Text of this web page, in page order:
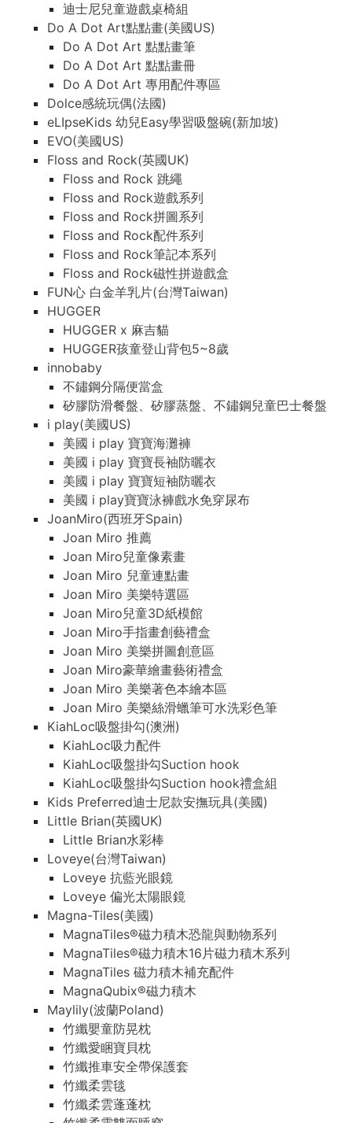
迪士尼兒童遊戲桌椅組
Do A Dot Art點點畫(美國US)
Do A Dot Art 點點畫筆
Do A Dot Art 點點畫冊
Do A Dot Art 專用配件專區
Dolce感統玩偶(法國)
eLIpseKids 幼兒Easy學習吸盤碗(新加坡)
EVO(美國US)
Floss and Rock(英國UK)
Floss and Rock 跳繩
Floss and Rock遊戲系列
Floss and Rock拼圖系列
Floss and Rock配件系列
Floss and Rock筆記本系列
Floss and Rock磁性拼遊戲盒
FUN心 白金羊乳片(台灣Taiwan)
HUGGER
HUGGER x 麻吉貓
HUGGER孩童登山背包5~8歲
innobaby
不鏽鋼分隔便當盒
矽膠防滑餐盤、矽膠蒸盤、不鏽鋼兒童巴士餐盤
i play(美國US)
美國 i play 寶寶海灘褲
美國 i play 寶寶長袖防曬衣
美國 i play 寶寶短袖防曬衣
美國 i play寶寶泳褲戲水免穿尿布
JoanMiro(西班牙Spain)
Joan Miro 推薦
Joan Miro兒童像素畫
Joan Miro 兒童連點畫
Joan Miro 美樂特選區
Joan Miro兒童3D紙模館
Joan Miro手指畫創藝禮盒
Joan Miro 美樂拼圖創意區
Joan Miro豪華繪畫藝術禮盒
Joan Miro 美樂著色本繪本區
Joan Miro 美樂絲滑蠟筆可水洗彩色筆
KiahLoc吸盤掛勾(澳洲)
KiahLoc吸力配件
KiahLoc吸盤掛勾Suction hook
KiahLoc吸盤掛勾Suction hook禮盒組
Kids Preferred迪士尼款安撫玩具(美國)
Little Brian(英國UK)
Little Brian水彩棒
Loveye(台灣Taiwan)
Loveye 抗藍光眼鏡
Loveye 偏光太陽眼鏡
Magna-Tiles(美國)
MagnaTiles®磁力積木恐龍與動物系列
MagnaTiles®磁力積木16片磁力積木系列
MagnaTiles 磁力積木補充配件
MagnaQubix®磁力積木
Maylily(波蘭Poland)
竹纖嬰童防晃枕
竹纖愛睏寶貝枕
竹纖推車安全帶保護套
竹纖柔雲毯
竹纖柔雲蓬蓬枕